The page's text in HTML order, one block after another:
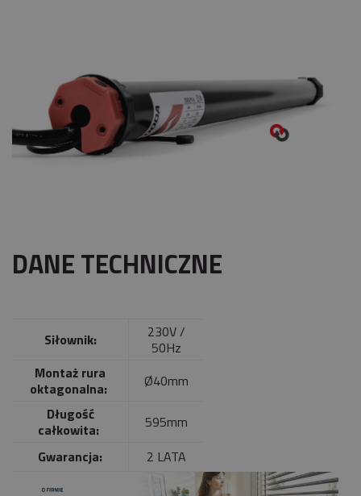
DANE TECHNICZNE
Siłownik:
230V /
50Hz
Montaż rura
oktagonalna:
Ø40mm
Długość
całkowita:
595mm
Gwarancja:
2 LATA